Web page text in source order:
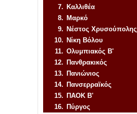
7. Καλλιθέα
8. Μαρκό
9. Νέστος Χρυσούπολης
10. Νίκη Βόλου
11. Ολυμπιακός Β'
12. Πανθρακικός
13. Πανιώνιος
14. Πανσερραϊκός
15. ΠΑΟΚ Β'
16. Πύργος